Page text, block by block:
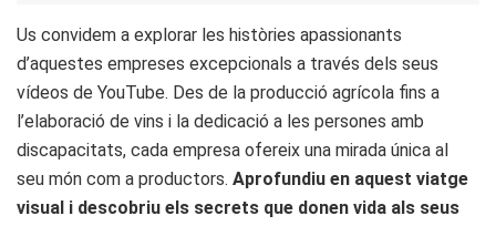
Us convidem a explorar les històries apassionants
d’aquestes empreses excepcionals a través dels seus
vídeos de YouTube. Des de la producció agrícola fins a
l’elaboració de vins i la dedicació a les persones amb
discapacitats, cada empresa ofereix una mirada única al
seu món com a productors. Aprofundiu en aquest viatge
visual i descobriu els secrets que donen vida als seus